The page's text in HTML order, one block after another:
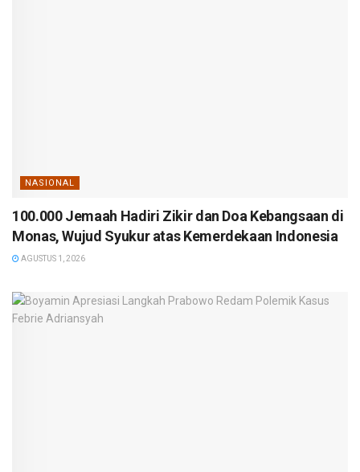
NASIONAL
100.000 Jemaah Hadiri Zikir dan Doa Kebangsaan di
Monas, Wujud Syukur atas Kemerdekaan Indonesia
AGUSTUS 1, 2026